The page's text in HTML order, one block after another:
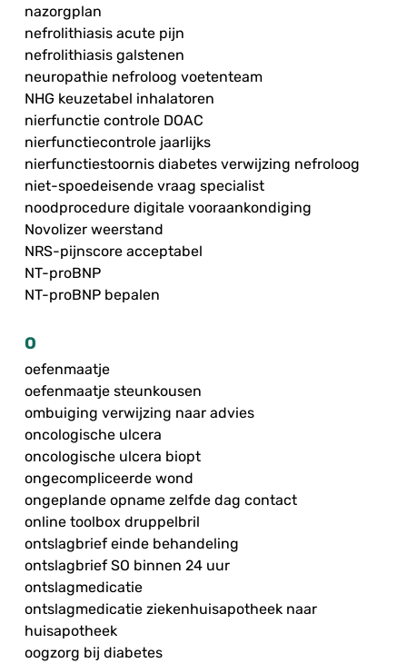
nazorgplan
nefrolithiasis acute pijn
nefrolithiasis galstenen
neuropathie nefroloog voetenteam
NHG keuzetabel inhalatoren
nierfunctie controle DOAC
nierfunctiecontrole jaarlijks
nierfunctiestoornis diabetes verwijzing nefroloog
niet-spoedeisende vraag specialist
noodprocedure digitale vooraankondiging
Novolizer weerstand
NRS-pijnscore acceptabel
NT-proBNP
NT-proBNP bepalen
O
oefenmaatje
oefenmaatje steunkousen
ombuiging verwijzing naar advies
oncologische ulcera
oncologische ulcera biopt
ongecompliceerde wond
ongeplande opname zelfde dag contact
online toolbox druppelbril
ontslagbrief einde behandeling
ontslagbrief SO binnen 24 uur
ontslagmedicatie
ontslagmedicatie ziekenhuisapotheek naar
huisapotheek
oogzorg bij diabetes